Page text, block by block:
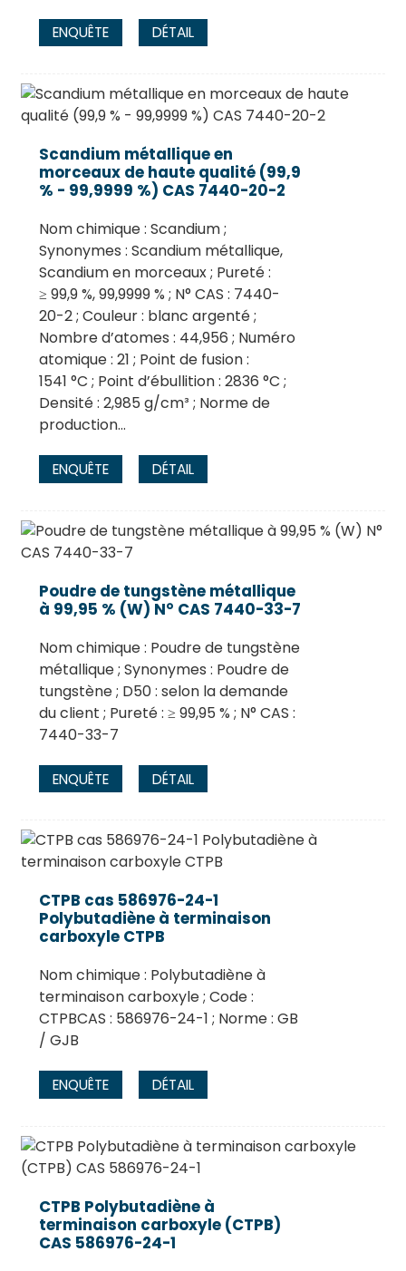
ENQUÊTE DÉTAIL
Scandium métallique en
morceaux de haute qualité (99,9
% - 99,9999 %) CAS 7440-20-2
Nom chimique : Scandium ;
Synonymes : Scandium métallique,
Scandium en morceaux ; Pureté :
≥ 99,9 %, 99,9999 % ; N° CAS : 7440-
20-2 ; Couleur : blanc argenté ;
Nombre d’atomes : 44,956 ; Numéro
atomique : 21 ; Point de fusion :
1541 °C ; Point d’ébullition : 2836 °C ;
Densité : 2,985 g/cm³ ; Norme de
production…
ENQUÊTE DÉTAIL
Poudre de tungstène métallique
à 99,95 % (W) N° CAS 7440-33-7
Nom chimique : Poudre de tungstène
métallique ; Synonymes : Poudre de
tungstène ; D50 : selon la demande
du client ; Pureté : ≥ 99,95 % ; N° CAS :
7440-33-7
ENQUÊTE DÉTAIL
CTPB cas 586976-24-1
Polybutadiène à terminaison
carboxyle CTPB
Nom chimique : Polybutadiène à
terminaison carboxyle ; Code :
CTPBCAS : 586976-24-1 ; Norme : GB
/ GJB
ENQUÊTE DÉTAIL
CTPB Polybutadiène à
terminaison carboxyle (CTPB)
CAS 586976-24-1